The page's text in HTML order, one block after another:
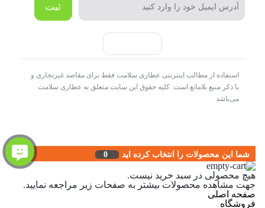
ثبت
استفاده از مطالب اینترنتی عطاری سلامت فقط برای مقاصد غیرتجاری و
با ذکر منبع بلامانع است. کلیه حقوق این سایت متعلق به عطاری سلامت
می‌باشد
شما این محصولات را انتخاب کرده اید 0
هیچ محصولی در سبد خرید نیست.
جهت مشاهده محصولات بیشتر به صفحات زیر مراجعه نمایید.
صفحه اصلی
فروشگاه